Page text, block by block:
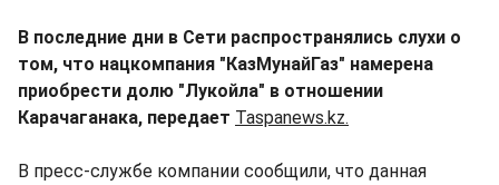
В последние дни в Сети распространялись слухи о
том, что нацкомпания "КазМунайГаз" намерена
приобрести долю "Лукойла" в отношении
Карачаганака, передает Taspanews.kz.
В пресс-службе компании сообщили, что данная